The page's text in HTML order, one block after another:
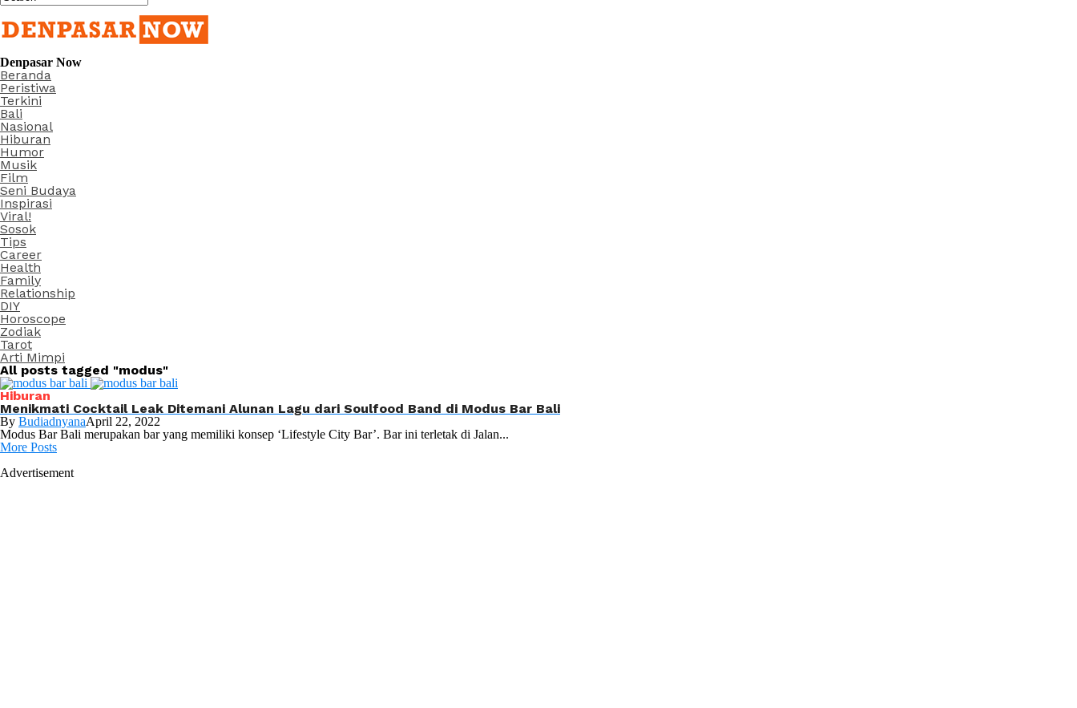
Denpasar Now
Beranda
Peristiwa
Terkini
Bali
Nasional
Hiburan
Humor
Musik
Film
Seni Budaya
Inspirasi
Viral!
Sosok
Tips
Career
Health
Family
Relationship
DIY
Horoscope
Zodiak
Tarot
Arti Mimpi
All posts tagged "modus"
Hiburan
Menikmati Cocktail Leak Ditemani Alunan Lagu dari Soulfood Band di Modus Bar Bali
By BudiadnyanaApril 22, 2022
Modus Bar Bali merupakan bar yang memiliki konsep ‘Lifestyle City Bar’. Bar ini terletak di Jalan...
More Posts
Advertisement